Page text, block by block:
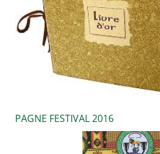
PAGNE FESTIVAL 2016